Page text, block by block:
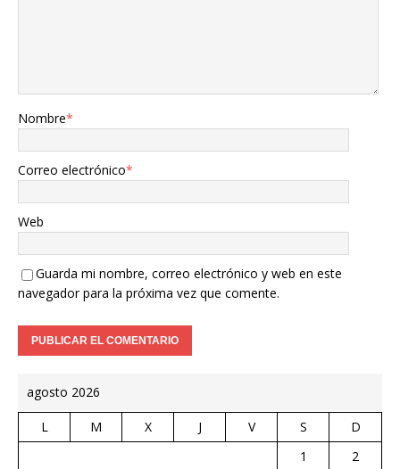
Nombre*
Correo electrónico*
Web
Guarda mi nombre, correo electrónico y web en este
navegador para la próxima vez que comente.
agosto 2026
L M X J V S
D
1
2